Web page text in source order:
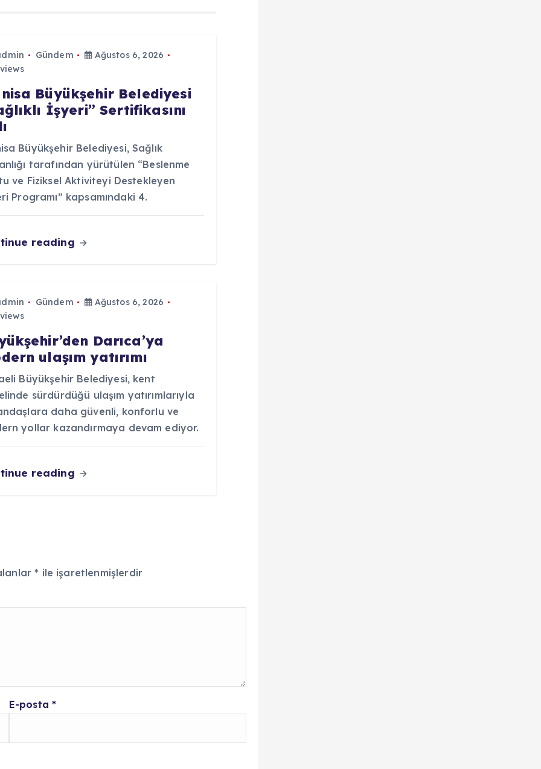
Gündem
Ağustos 6, 2026
Büyükşehir Belediyesi
İşyeri” Sertifikasını
Büyükşehir Belediyesi, Sağlık
tarafından yürütülen “Beslenme
ve Fiziksel Aktiviteyi Destekleyen
Programı” kapsamındaki 4.
reading
Gündem
Ağustos 6, 2026
Darıca’ya
ulaşım yatırımı
Büyükşehir Belediyesi, kent
sürdürdüğü ulaşım yatırımlarıyla
daha güvenli, konforlu ve
yollar kazandırmaya devam ediyor.
reading
* ile işaretlenmişlerdir
E-posta*